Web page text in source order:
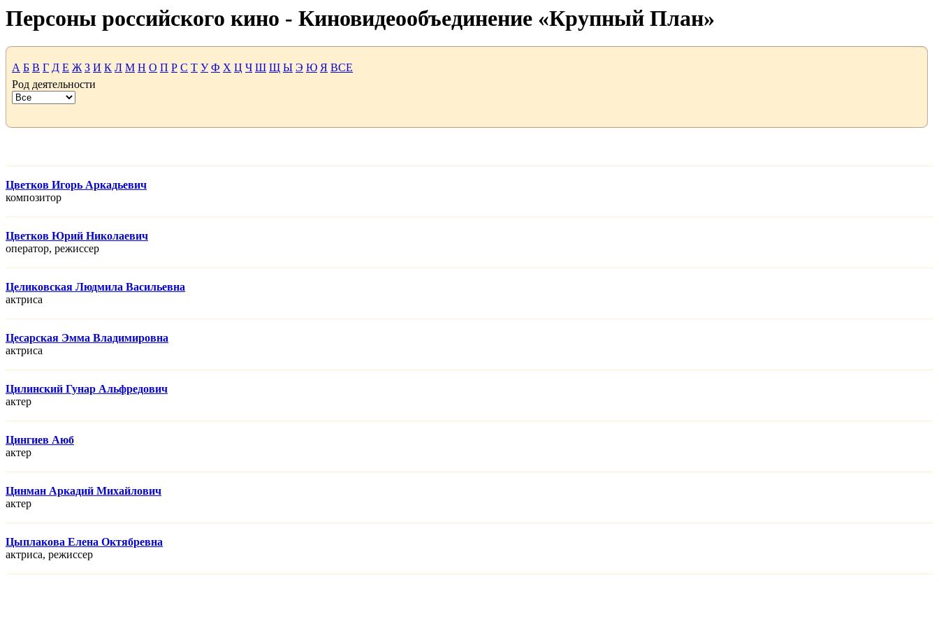
Персоны российского кино - Киновидеообъединение «Крупный План»
А Б В Г Д Е Ж З И К Л М Н О П Р С Т У Ф Х Ц Ч Ш Щ Ы Э Ю Я ВСЕ
Род деятельности
Цветков Игорь Аркадьевич
композитор
Цветков Юрий Николаевич
оператор, режисcер
Целиковская Людмила Васильевна
актриса
Цесарская Эмма Владимировна
актриса
Цилинский Гунар Альфредович
актер
Цингиев Аюб
актер
Цинман Аркадий Михайлович
актер
Цыплакова Елена Октябревна
актриса, режисcер